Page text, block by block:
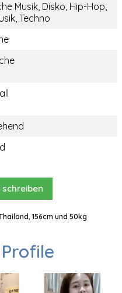
Musik, Disko, Hip-Hop,
Techno
schreiben
156cm und 50kg